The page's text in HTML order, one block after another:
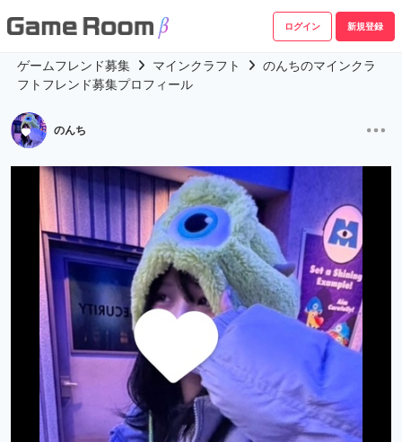
ログイン 新規登録
ゲームフレンド募集 マインクラフト
のんちのマインクラ
フトフレンド募集プロフィール
のんち